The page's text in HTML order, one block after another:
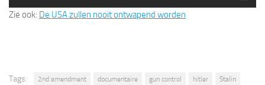
Zie ook: De USA zullen nooit ontwapend worden
Tags: 2nd amendment documentaire gun control hitler
Stalin